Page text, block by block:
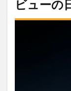
ビューの